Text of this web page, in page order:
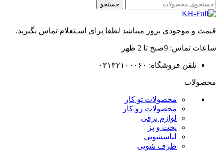
جستجو
قیمت و موجودی بروز میباشد لطفا برای اسـتعلام تماس نگیرید.
ساعات تماس: 9صبح تا 2 ظهر
تلفن فروشگاه: ۰۳۱۳۲۱۰۰۰۶۰
محصولات
محصولات تو کار
محصولات رو کار
لوازم برقی
پخت و پز
لباسشویی
ظرف شویی